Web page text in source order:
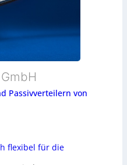
Passivverteilern von
flexibel für die